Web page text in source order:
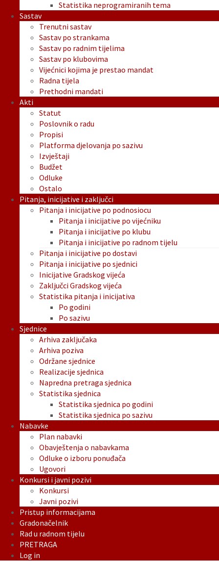
Statistika neprogramiranih tema
Sastav
Trenutni sastav
Sastav po strankama
Sastav po radnim tijelima
Sastav po klubovima
Vijećnici kojima je prestao mandat
Radna tijela
Prethodni mandati
Akti
Statut
Poslovnik o radu
Propisi
Platforma djelovanja po sazivu
Izvještaji
Budžet
Odluke
Ostalo
Pitanja, inicijative i zaključci
Pitanja i inicijative po podnosiocu
Pitanja i inicijative po vijećniku
Pitanja i inicijative po klubu
Pitanja i inicijative po radnom tijelu
Pitanja i inicijative po dostavi
Pitanja i inicijative po sjednici
Inicijative Gradskog vijeća
Zaključci Gradskog vijeća
Statistika pitanja i inicijativa
Po godini
Po sazivu
Sjednice
Arhiva zaključaka
Arhiva poziva
Održane sjednice
Realizacije sjednica
Napredna pretraga sjednica
Statistika sjednica
Statistika sjednica po godini
Statistika sjednica po sazivu
Nabavke
Plan nabavki
Obavještenja o nabavkama
Odluke o izboru ponuđača
Ugovori
Konkursi i javni pozivi
Konkursi
Javni pozivi
Pristup informacijama
Gradonačelnik
Rad u radnom tijelu
PRETRAGA
Log in